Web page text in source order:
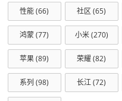
性能(66) 社区 (65)
鸿蒙(77) 小米(270)
苹果(89) 荣耀(82)
系列 (98) 长江(72)